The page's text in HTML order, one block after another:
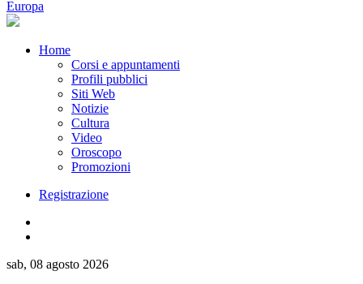
Home
Corsi e appuntamenti
Profili pubblici
Siti Web
Notizie
Cultura
Video
Oroscopo
Promozioni
Registrazione
sab, 08 agosto 2026